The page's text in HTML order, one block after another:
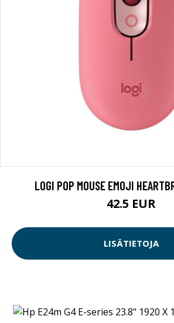
LOGI POP MOUSE EMOJI
42.5 EUR
LISÄTIETOJA